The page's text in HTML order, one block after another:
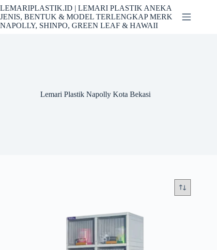
Skip
to
content
LEMARIPLASTIK.ID | LEMARI PLASTIK ANEKA
JENIS, BENTUK & MODEL TERLENGKAP MERK
NAPOLLY, SHINPO, GREEN LEAF & HAWAII
Lemari Plastik Napolly Kota Bekasi